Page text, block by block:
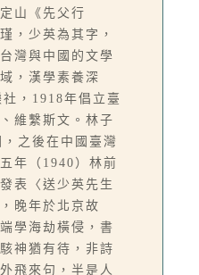
山《先父行
，少英為其字，
灣與中國的文學
，漢學素養深
，1918年倡立臺
維繫斯文。林子
之後在中國臺灣
年（1940）林前
表〈送少英先生
晚年於北京故
學海劫橫侵，書
神猶有待，非詩
飛來句，半是人